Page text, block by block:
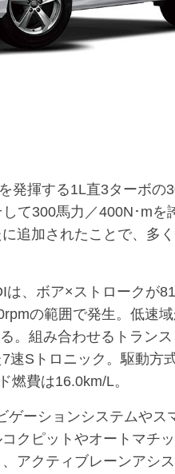
揮する1L直3ターボの
て300馬力／400N･mを
追加されたことで、多
、ボア×ストロークが
の範囲で発生。低速
。組み合わせるトラン
速Sトロニック。駆動方
燃費は16.0km/L。
ーションシステムやス
クピットやオートマチ
アクティブレーンアシ